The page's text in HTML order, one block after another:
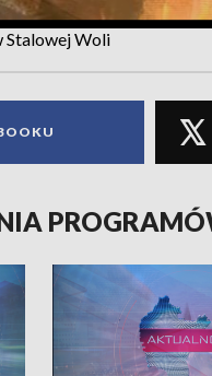
Stalowej Woli